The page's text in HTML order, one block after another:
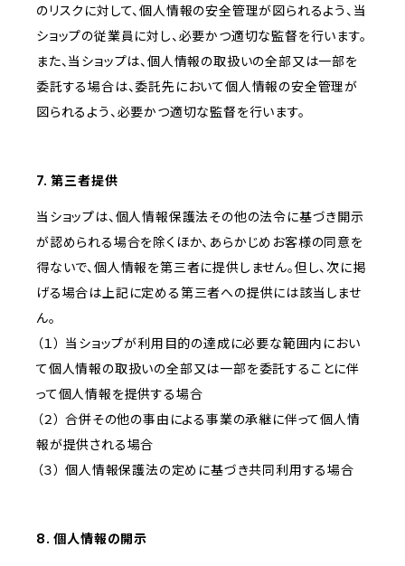
のリスクに対して、個人情報の安全管理が図られるよう、当
ショップの従業員に対し、必要かつ適切な監督を行います。
また、当ショップは、個人情報の取扱いの全部又は一部を
委託する場合は、委託先において個人情報の安全管理が
図られるよう、必要かつ適切な監督を行います。
7. 第三者提供
当ショップは、個人情報保護法その他の法令に基づき開示
が認められる場合を除くほか、あらかじめお客様の同意を
得ないで、個人情報を第三者に提供しません。但し、次に掲
げる場合は上記に定める第三者への提供には該当しませ
ん。
（１） 当ショップが利用目的の達成に必要な範囲内におい
て個人情報の取扱いの全部又は一部を委託することに伴
って個人情報を提供する場合
（２） 合併その他の事由による事業の承継に伴って個人情
報が提供される場合
（３） 個人情報保護法の定めに基づき共同利用する場合
8. 個人情報の開示